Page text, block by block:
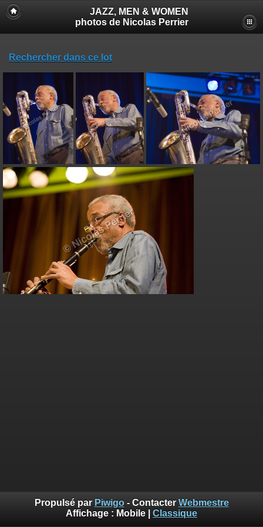
JAZZ, MEN & WOMEN
photos de Nicolas Perrier
Rechercher dans ce lot
Propulsé par Piwigo- Contacter Webmestre
Affichage : Mobile Classique